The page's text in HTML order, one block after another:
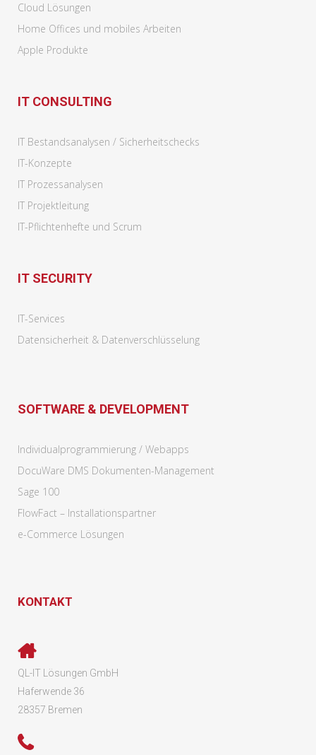
Cloud Lösungen
Home Offices und mobiles Arbeiten
Apple Produkte
IT CONSULTING
IT Bestandsanalysen / Sicherheitschecks
IT-Konzepte
IT Prozessanalysen
IT Projektleitung
IT-Pflichtenhefte und Scrum
IT SECURITY
IT-Services
Datensicherheit & Datenverschlüsselung
SOFTWARE & DEVELOPMENT
Individualprogrammierung / Webapps
DocuWare DMS Dokumenten-Management
Sage 100
FlowFact – Installationspartner
e-Commerce Lösungen
KONTAKT
QL-IT Lösungen GmbH
Haferwende 36
28357 Bremen